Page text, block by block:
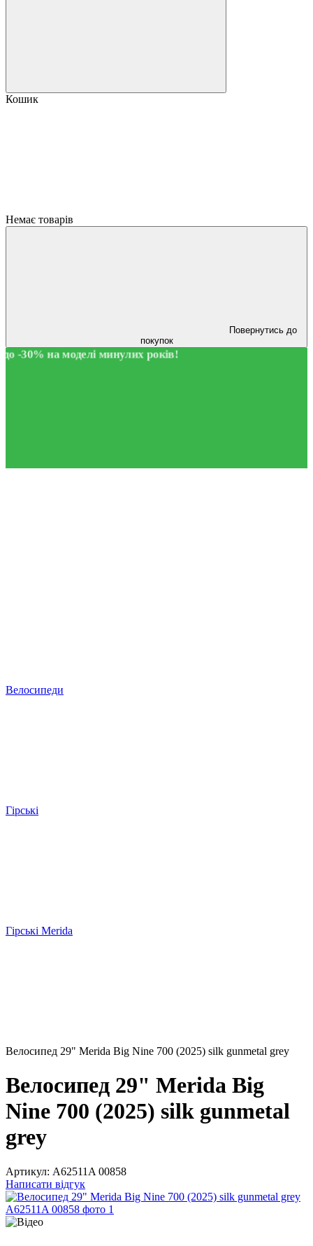
Кошик
Немає товарів
Повернутись до
покупок
до -30% на моделі минулих років!
Велосипеди
Гірські
Гірські Merida
Велосипед 29" Merida Big Nine 700 (2025) silk gunmetal grey
Велосипед 29" Merida Big
Nine 700 (2025) silk gunmetal
grey
Артикул: A62511A 00858
Написати відгук